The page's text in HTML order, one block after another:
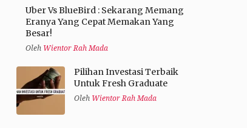
Uber Vs BlueBird : Sekarang Memang
Eranya Yang Cepat Memakan Yang
Besar!
Oleh Wientor Rah Mada
Pilihan Investasi Terbaik
Untuk Fresh Graduate
Oleh Wientor Rah Mada